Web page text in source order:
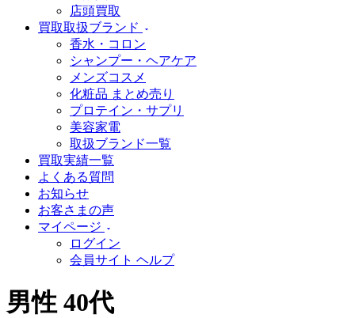
店頭買取
買取取扱ブランド
香水・コロン
シャンプー・ヘアケア
メンズコスメ
化粧品 まとめ売り
プロテイン・サプリ
美容家電
取扱ブランド一覧
買取実績一覧
よくある質問
お知らせ
お客さまの声
マイページ
ログイン
会員サイト ヘルプ
男性 40代